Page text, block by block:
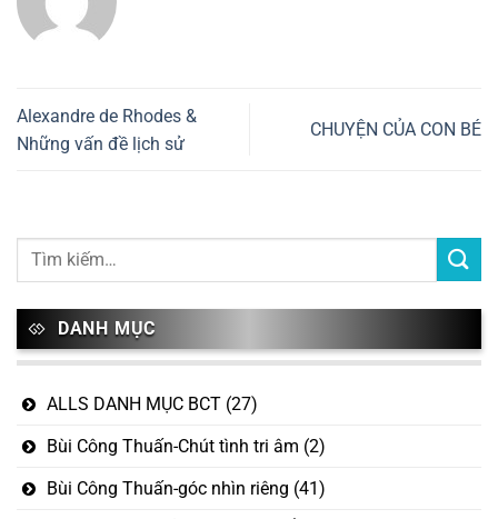
Alexandre de Rhodes &
Những vấn đề lịch sử
CHUYỆN CỦA CON BÉ
DANH MỤC
ALLS DANH MỤC BCT (27)
Bùi Công Thuấn-Chút tình tri âm (2)
Bùi Công Thuấn-góc nhìn riêng (41)